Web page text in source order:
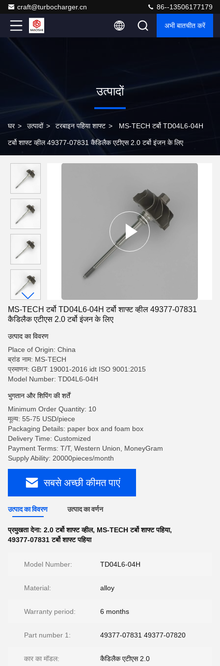
craft@turbocharger.cn 86--13506177179
अभी बातचीत करें
उत्पादों
घर > उत्पादों > टरबाइन पहिया शाफ्ट > MS-TECH टर्बो TD04L6-04H
टर्बो शाफ्ट व्हील 49377-07831 कैडिलैक एटीएस 2.0 टर्बो इंजन के लिए
MS-TECH टर्बो TD04L6-04H टर्बो शाफ्ट व्हील 49377-07831
कैडिलैक एटीएस 2.0 टर्बो इंजन के लिए
उत्पाद का विवरण
Place of Origin: China
ब्रांड नाम: MS-TECH
प्रमाणन: GB/T 19001-2016 idt ISO 9001:2015
Model Number: TD04L6-04H
भुगतान और शिपिंग की शर्तें
Minimum Order Quantity: 10
मूल्य: 55-75 USD/piece
Packaging Details: paper box and foam box
Delivery Time: Customized
Payment Terms: T/T, Western Union, MoneyGram
Supply Ability: 20000pieces/month
सबसे अच्छी कीमत पाएं
उत्पाद का विवरण उत्पाद का वर्णन
प्रमुखता देना: 2.0 टर्बो शाफ्ट व्हील, MS-TECH टर्बो शाफ्ट पहिया,
49377-07831 टर्बो शाफ्ट पहिया
Model Number: TD04L6-04H
Material: alloy
Warranty period: 6 months
Part number 1: 49377-07831 49377-07820
कार का मॉडल: कैडिलैक एटीएस 2.0